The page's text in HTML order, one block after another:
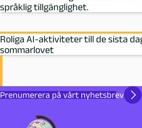
språklig tillgänglighet.
Roliga AI-aktiviteter till de sista
sommarlovet
Prenumerera på vårt nyhetsbrev